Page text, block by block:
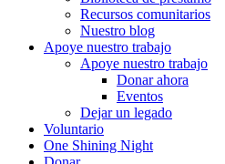
Recursos comunitarios
Nuestro blog
Apoye nuestro trabajo
Apoye nuestro trabajo
Donar ahora
Eventos
Dejar un legado
Voluntario
One Shining Night